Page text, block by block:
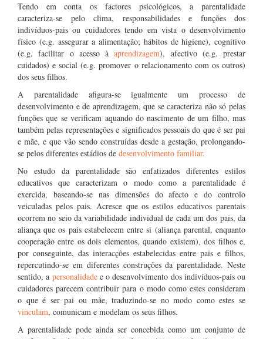
Tendo em conta os factores psicológicos, a parentalidade
caracteriza-se pelo clima, responsabilidades e funções dos
indivíduos-pais ou cuidadores tendo em vista o desenvolvimento
físico (e.g. assegurar a alimentação; hábitos de higiene), cognitivo
(e.g. facilitar o acesso àaprendizagem), afectivo (e.g. prestar
cuidados) e social (e.g. promover o relacionamento com os outros)
dos seus filhos.
A parentalidade afigura-se igualmente um processo de
desenvolvimento e de aprendizagem, que se caracteriza não só pelas
funções que se verificam aquando do nascimento de um filho, mas
também pelas representações e significados pessoais do que é ser pai
e mãe, e que vão sendo construídas desde a gestação, prolongando-
se pelos diferentes estádios de desenvolvimento familiar.
No estudo da parentalidade são enfatizados diferentes estilos
educativos que caracterizam o modo como a parentalidade é
exercida, baseando-se nas dimensões do afecto e do controlo
veiculadas pelos pais. Acresce que os estilos educativos parentais
ocorrem no seio da variabilidade individual de cada um dos pais, da
aliança que os pais estabelecem entre si (aliança parental, enquanto
cooperação entre os dois elementos, quando existem), dos filhos e,
por conseguinte, das interacções estabelecidas entre pais e filhos,
repercutindo-se em diferentes construções da parentalidade. Neste
sentido, a personalidadee o desenvolvimento dos indivíduos-pais ou
cuidadores parecem contribuir para o modo como estes consideram
o que é ser pai ou mãe, traduzindo-se no modo como estes se
vinculam, comunicam e modelam os seus filhos.
A parentalidade pode ainda ser concebida como um conjunto de